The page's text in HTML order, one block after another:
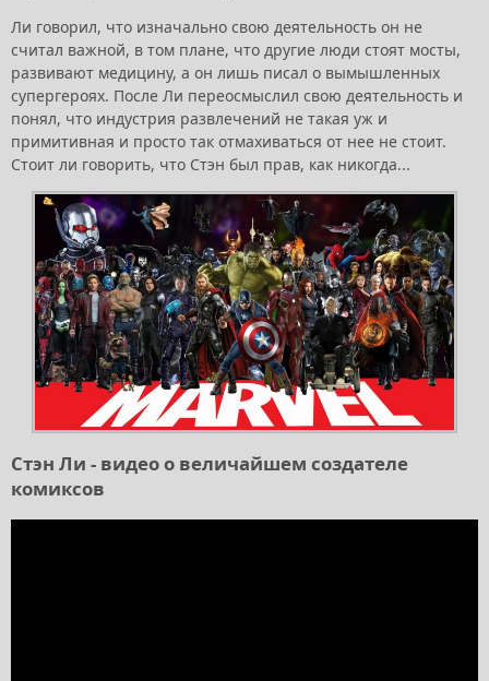
Ли говорил, что изначально свою деятельность он не
считал важной, в том плане, что другие люди стоят мосты,
развивают медицину, а он лишь писал о вымышленных
супергероях. После Ли переосмыслил свою деятельность и
понял, что индустрия развлечений не такая уж и
примитивная и просто так отмахиваться от нее не стоит.
Стоит ли говорить, что Стэн был прав, как никогда...
Стэн Ли - видео о величайшем создателе
комиксов